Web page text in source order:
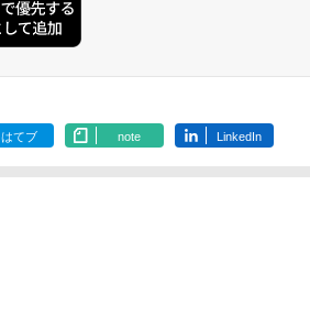
はてブ note LinkedIn